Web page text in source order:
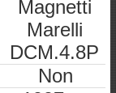
Magnetti
Marelli
DCM.4.8P
Non